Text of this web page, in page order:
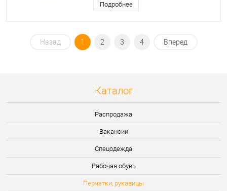
Подробнее
Назад 1 2 3 4 Вперед
Каталог
Распродажа
Вакансии
Спецодежда
Рабочая обувь
Перчатки, рукавицы